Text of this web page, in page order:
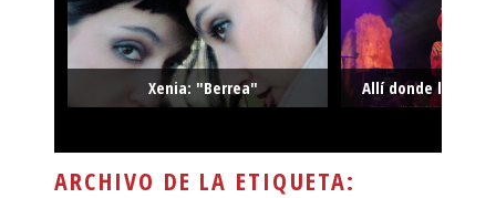
Xenia: "Berrea" Allí donde la
ARCHIVO DE LA ETIQUETA: